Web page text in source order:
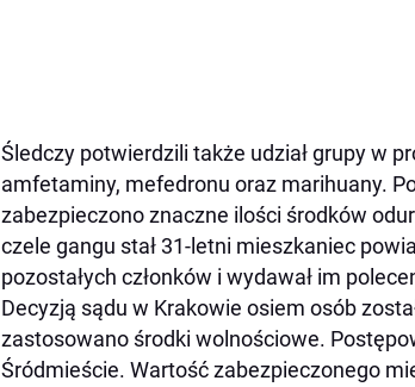
Śledczy potwierdzili także udział grupy w
amfetaminy, mefedronu oraz marihuany.
zabezpieczono znaczne ilości środków
czele gangu stał 31-letni mieszkaniec
pozostałych członków i wydawał im
Decyzją sądu w Krakowie osiem osób
zastosowano środki wolnościowe.
Śródmieście. Wartość zabezpieczonego